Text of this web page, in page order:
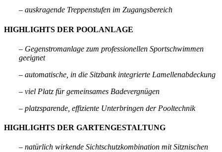
– auskragende Treppenstufen im Zugangsbereich
HIGHLIGHTS DER POOLANLAGE
– Gegenstromanlage zum professionellen Sportschwimmen
geeignet
– automatische, in die Sitzbank integrierte Lamellenabdeckung
– viel Platz für gemeinsames Badevergnügen
– platzsparende, effiziente Unterbringen der Pooltechnik
HIGHLIGHTS DER GARTENGESTALTUNG
– natürlich wirkende Sichtschutzkombination mit Sitznischen